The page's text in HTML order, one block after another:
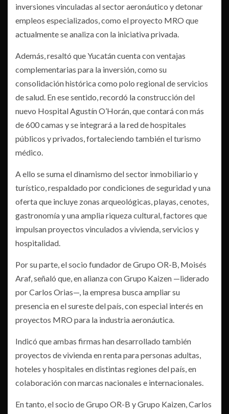
inversiones vinculadas al sector aeronáutico y detonar
empleos especializados, como el proyecto MRO que
actualmente se analiza con la iniciativa privada.
Además, resaltó que Yucatán cuenta con ventajas
complementarias para la inversión, como su
consolidación histórica como polo regional de servicios
de salud. En ese sentido, recordó la construcción del
nuevo Hospital Agustín O’Horán, que contará con más
de 600 camas y se integrará a la red de hospitales
públicos y privados, fortaleciendo también el turismo
médico.
A ello se suma el dinamismo del sector inmobiliario y
turístico, respaldado por condiciones de seguridad y una
oferta que incluye zonas arqueológicas, playas, cenotes,
gastronomía y una amplia riqueza cultural, factores que
impulsan proyectos vinculados a vivienda, servicios y
hospitalidad.
Por su parte, el socio fundador de Grupo OR-B, Moisés
Araf, señaló que, en alianza con Grupo Kaizen —liderado
por Carlos Orias—, la empresa busca ampliar su
presencia en el sureste del país, con especial interés en
proyectos MRO para la industria aeronáutica.
Indicó que ambas firmas han desarrollado también
proyectos de vivienda en renta para personas adultas,
hoteles y hospitales en distintas regiones del país, en
colaboración con marcas nacionales e internacionales.
En tanto, el socio de Grupo OR-B y Grupo Kaizen, Carlos